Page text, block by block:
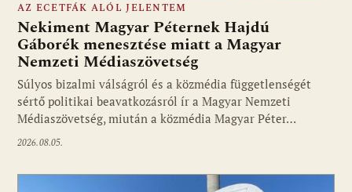
Fotó: media1.hu
AZ ECETFÁK ALÓL JELENTEM
Nekiment Magyar Péternek Hajdú
Gáborék menesztése miatt a Magyar
Nemzeti Médiaszövetség
Súlyos bizalmi válságról és a közmédia függetlenségét
sértő politikai beavatkozásról ír a Magyar Nemzeti
Médiaszövetség, miután a közmédia Magyar Péter…
2026.08.05.